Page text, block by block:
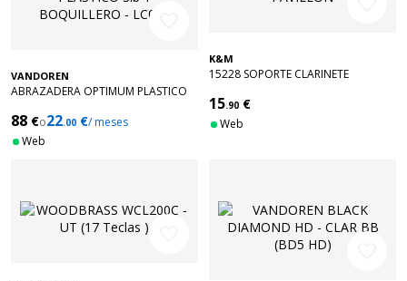
VANDOREN
ABRAZADERA OPTIMUM PLASTICO
88 €o22.00 €/ meses
Web
K&M
15228 SOPORTE CLARINETE
15.90 €
Web